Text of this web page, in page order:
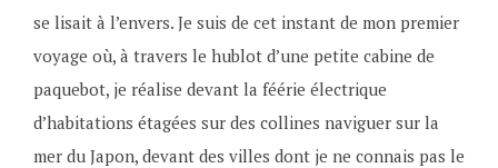
se lisait à l’envers. Je suis de cet instant de mon premier
voyage où, à travers le hublot d’une petite cabine de
paquebot, je réalise devant la féérie électrique
d’habitations étagées sur des collines naviguer sur la
mer du Japon, devant des villes dont je ne connais pas le